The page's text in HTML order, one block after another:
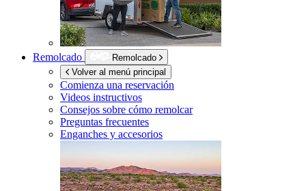
Remolcado
Remolcado
Volver al menú principal
Comienza una reservación
Videos instructivos
Consejos sobre cómo remolcar
Preguntas frecuentes
Enganches y accesorios